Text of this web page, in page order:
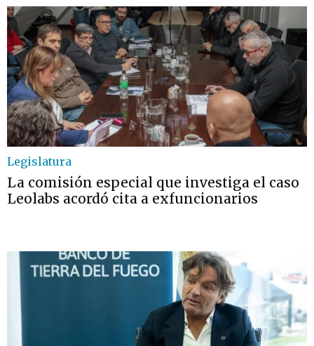
Legislatura
La comisión especial que investiga el caso
Leolabs acordó cita a exfuncionarios